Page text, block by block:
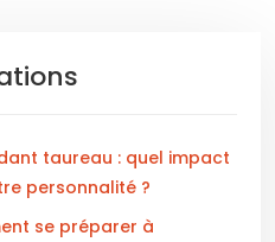
taureau : quel impact
personnalité ?
se préparer à